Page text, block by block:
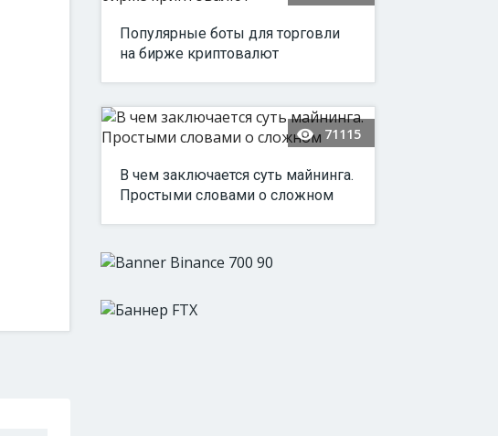
Популярные боты для торговли
на бирже криптовалют
71115
В чем заключается суть майнинга.
Простыми словами о сложном